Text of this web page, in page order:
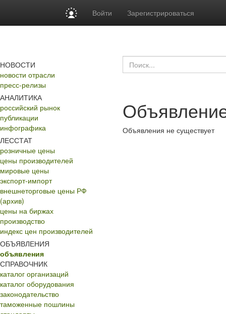
Войти Зарегистрироваться
НОВОСТИ
новости отрасли
пресс-релизы
АНАЛИТИКА
российский рынок
публикации
инфографика
ЛЕССТАТ
розничные цены
цены производителей
мировые цены
экспорт-импорт
внешнеторговые цены РФ
(архив)
цены на биржах
производство
индекс цен производителей
ОБЪЯВЛЕНИЯ
объявления
СПРАВОЧНИК
каталог организаций
каталог оборудования
законодательство
таможенные пошлины
Объявления не существует